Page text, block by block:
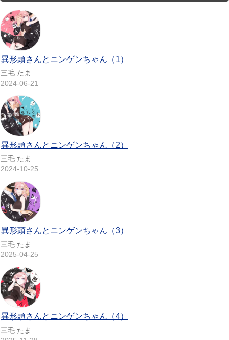
異形頭さんとニンゲンちゃん（1）
三毛 たま
2024-06-21
異形頭さんとニンゲンちゃん（2）
三毛 たま
2024-10-25
異形頭さんとニンゲンちゃん（3）
三毛 たま
2025-04-25
異形頭さんとニンゲンちゃん（4）
三毛 たま